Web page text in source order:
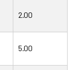
2.00
5.00